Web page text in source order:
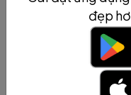
dụng các đơn vị phụ
Đơn vị phụ thường
đơn vị đo thể tích đối
mét khối. Ngoài ra,
(cm³) được sử dụng
đẹp